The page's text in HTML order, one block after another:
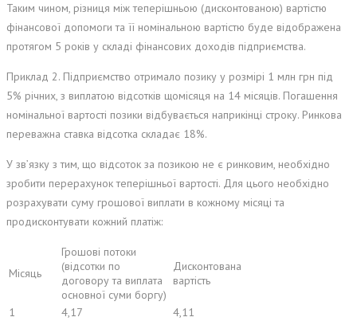
Таким чином, різниця між теперішньою (дисконтованою) вартістю
фінансової допомоги та її номінальною вартістю буде відображена
протягом 5 років у складі фінансових доходів підприємства.
Приклад 2. Підприємство отримало позику у розмірі 1 млн грн під
5% річних, з виплатою відсотків щомісяця на 14 місяців. Погашення
номінальної вартості позики відбувається наприкінці строку. Ринкова
переважна ставка відсотка складає 18%.
У зв’язку з тим, що відсоток за позикою не є ринковим, необхідно
зробити перерахунок теперішньої вартості. Для цього необхідно
розрахувати суму грошової виплати в кожному місяці та
продисконтувати кожний платіж:
Місяць
Грошові потоки
(відсотки по
договору та виплата
основної суми боргу)
Дисконтована
вартість
1 4,17 4,11